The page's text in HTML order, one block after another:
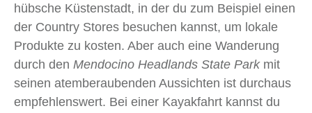
hübsche Küstenstadt, in der du zum Beispiel einen
der Country Stores besuchen kannst, um lokale
Produkte zu kosten. Aber auch eine Wanderung
durch den Mendocino Headlands State Parkmit
seinen atemberaubenden Aussichten ist durchaus
empfehlenswert. Bei einer Kayakfahrt kannst du